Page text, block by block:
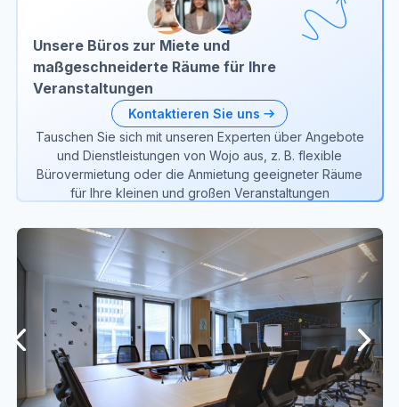
Unsere Büros zur Miete und
maßgeschneiderte Räume für Ihre
Veranstaltungen
Kontaktieren Sie uns
Tauschen Sie sich mit unseren Experten über Angebote
und Dienstleistungen von Wojo aus, z. B. flexible
Bürovermietung oder die Anmietung geeigneter Räume
für Ihre kleinen und großen Veranstaltungen